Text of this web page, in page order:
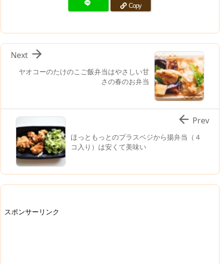
Copy
ヤオコーのたけのこご飯弁当はやさしい甘
さの春のお弁当

Next
ほっともっとのプラスベジから揚弁当（４
コ入り）は安くて美味い
 Prev
スポンサーリンク